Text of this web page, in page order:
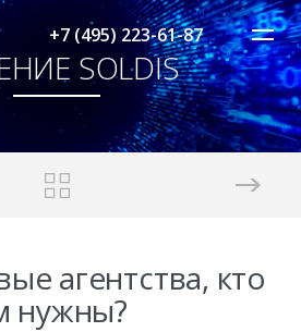
+7 (495) 223-61-87
SOLDIS
агентства, кто
нужны?